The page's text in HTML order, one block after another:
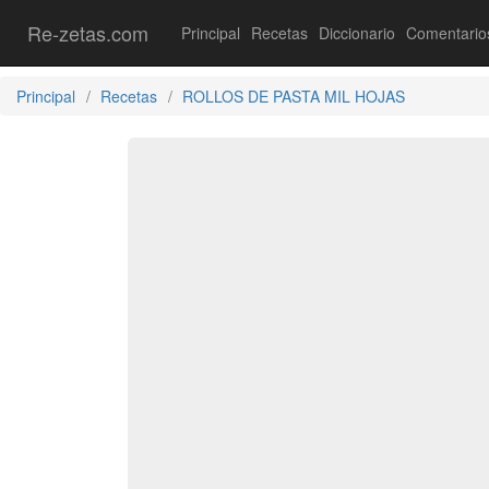
Re-zetas.com Principal Recetas Diccionario
Principal Recetas ROLLOS DE PASTA MIL HOJAS